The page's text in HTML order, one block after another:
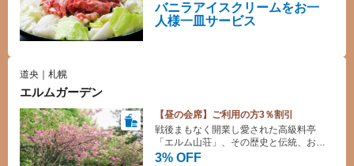
バニラアイスクリームをお一
人様一皿サービス
道央｜札幌
エルムガーデン
【昼の会席】ご利用の方3％割引
3% OFF
戦後まもなく開業し愛された高級料亭
「エルム山荘」、その歴史と伝統、おも
てなしを継承したエルムガーデンで非日